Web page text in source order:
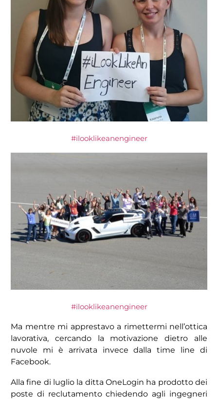
#ilooklikeanengineer
#ilooklikeanengineer
Ma mentre mi apprestavo a rimettermi nell’ottica
lavorativa, cercando la motivazione dietro alle
nuvole mi è arrivata invece dalla time line di
Facebook.
Alla fine di luglio la ditta OneLogin ha prodotto dei
poste di reclutamento chiedendo agli ingegneri